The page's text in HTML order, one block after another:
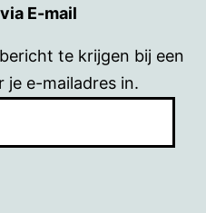
E-mail
te krijgen bij een
je e-mailadres in.